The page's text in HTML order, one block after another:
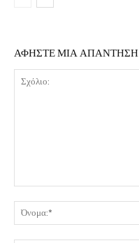
ΑΦΗΣΤΕ ΜΙΑ ΑΠΑΝΤΗΣΗ